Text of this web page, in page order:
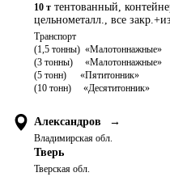
10 т тентованный,
цельнометалл., все
Транспорт
(1,5 тонны)  «Малотоннажные»
(3 тонны)     «Малотоннажные»
(5 тонн)	   «Пятитонник»
Александров →
Владимирская обл.
Тверь
Тверская обл.